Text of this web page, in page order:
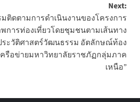
Next:
ติดตามการดำเนินงานของโครงการ
การท่องเที่ยวโดยชุมชนตามเส้นทาง
ระวัติศาสตร์วัฒนธรรม อัตลักษณ์ท้อง
รือข่ายมหาวิทยาลัยราชภัฏกลุ่มภาค
เหนือ”